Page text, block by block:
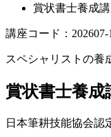
賞状書士養成
講座コード：202607-
スペシャリストの養
賞状書士養成
日本筆耕技能協会認